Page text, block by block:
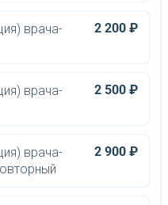
врача-
2 200 ₽
врача-
2 500 ₽
врача-
2 900 ₽